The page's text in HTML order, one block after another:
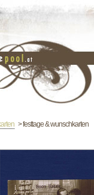
> festtage & wunschkarten